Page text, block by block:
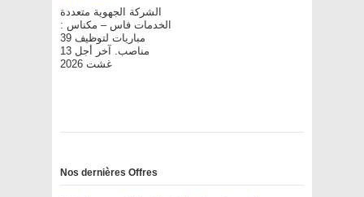
الشركة الجهوية متعددة
الخدمات فاس – مکناس :
مباريات لتوظيف 39
مناصب. آخر أجل 13
غشت 2026
Nos dernières Offres